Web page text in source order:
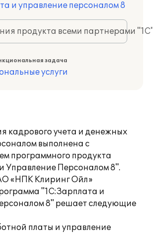
и управление персоналом 8
продукта всеми партнерами
задача
услуги
кадрового учета и денежных
выполнена с
программного продукта
Управление Персоналом 8".
«НПК Клиринг Ойл»
"1С:Зарплата и
8" решает следующие
платы и управление